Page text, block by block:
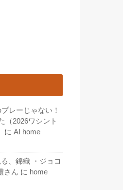
レーじゃない！
（2026ワシント
に AI home
、錦織 ・ジョコ
さん に home